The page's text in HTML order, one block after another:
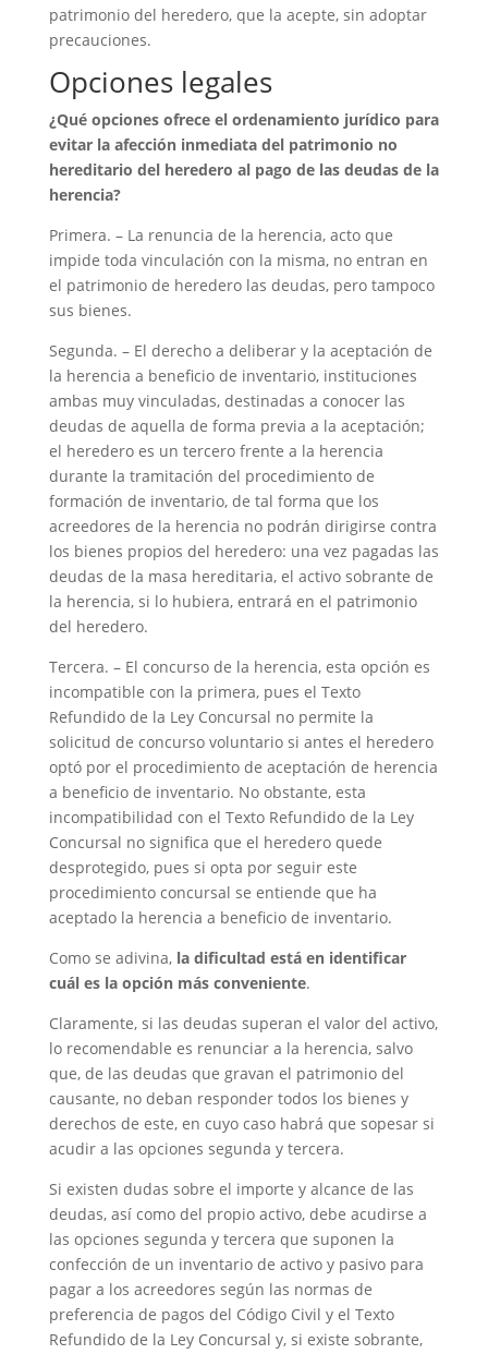
patrimonio del heredero, que la acepte, sin adoptar
precauciones.
Opciones legales
¿Qué opciones ofrece el ordenamiento jurídico para
evitar la afección inmediata del patrimonio no
hereditario del heredero al pago de las deudas de la
herencia?
Primera. – La renuncia de la herencia, acto que
impide toda vinculación con la misma, no entran en
el patrimonio de heredero las deudas, pero tampoco
sus bienes.
Segunda. – El derecho a deliberar y la aceptación de
la herencia a beneficio de inventario, instituciones
ambas muy vinculadas, destinadas a conocer las
deudas de aquella de forma previa a la aceptación;
el heredero es un tercero frente a la herencia
durante la tramitación del procedimiento de
formación de inventario, de tal forma que los
acreedores de la herencia no podrán dirigirse contra
los bienes propios del heredero: una vez pagadas las
deudas de la masa hereditaria, el activo sobrante de
la herencia, si lo hubiera, entrará en el patrimonio
del heredero.
Tercera. – El concurso de la herencia, esta opción es
incompatible con la primera, pues el Texto
Refundido de la Ley Concursal no permite la
solicitud de concurso voluntario si antes el heredero
optó por el procedimiento de aceptación de herencia
a beneficio de inventario. No obstante, esta
incompatibilidad con el Texto Refundido de la Ley
Concursal no significa que el heredero quede
desprotegido, pues si opta por seguir este
procedimiento concursal se entiende que ha
aceptado la herencia a beneficio de inventario.
Como se adivina, la dificultad está en identificar
cuál es la opción más conveniente.
Claramente, si las deudas superan el valor del activo,
lo recomendable es renunciar a la herencia, salvo
que, de las deudas que gravan el patrimonio del
causante, no deban responder todos los bienes y
derechos de este, en cuyo caso habrá que sopesar si
acudir a las opciones segunda y tercera.
Si existen dudas sobre el importe y alcance de las
deudas, así como del propio activo, debe acudirse a
las opciones segunda y tercera que suponen la
confección de un inventario de activo y pasivo para
pagar a los acreedores según las normas de
preferencia de pagos del Código Civil y el Texto
Refundido de la Ley Concursal y, si existe sobrante,